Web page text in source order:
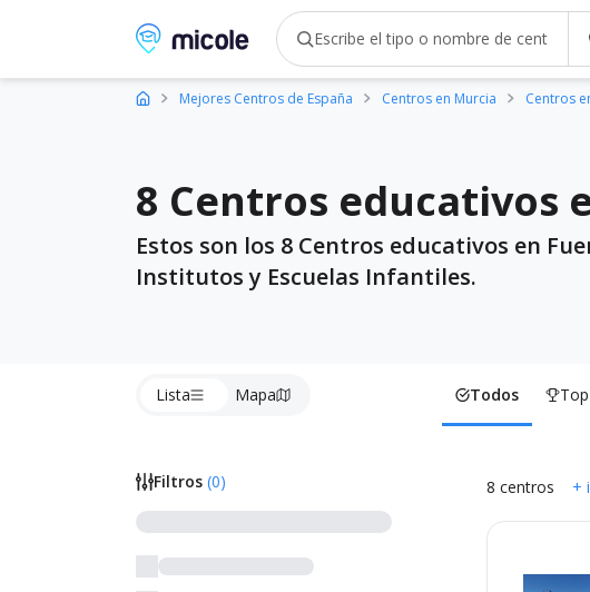
Micole, buscador de colegios
Mejores Centros de España Centros en Murcia Centros
8 Centros educativos
Estos son los 8 Centros educativos en
Institutos y Escuelas Infantiles.
Lista Mapa Todos
Filtros (0) 8 centros +